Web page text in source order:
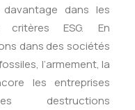
davantage dans les
critères ESG. En
dans des sociétés
l’armement, la
les entreprises
destructions